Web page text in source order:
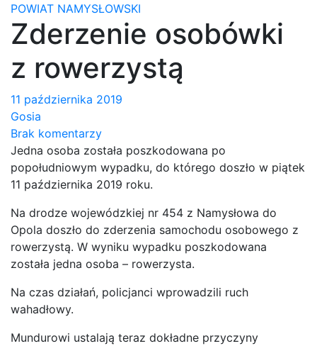
POWIAT NAMYSŁOWSKI
Zderzenie osobówki
z rowerzystą
11 października 2019
Gosia
Brak komentarzy
Jedna osoba została poszkodowana po
popołudniowym wypadku, do którego doszło w piątek
11 października 2019 roku.
Na drodze wojewódzkiej nr 454 z Namysłowa do
Opola doszło do zderzenia samochodu osobowego z
rowerzystą. W wyniku wypadku poszkodowana
została jedna osoba – rowerzysta.
Na czas działań, policjanci wprowadzili ruch
wahadłowy.
Mundurowi ustalają teraz dokładne przyczyny